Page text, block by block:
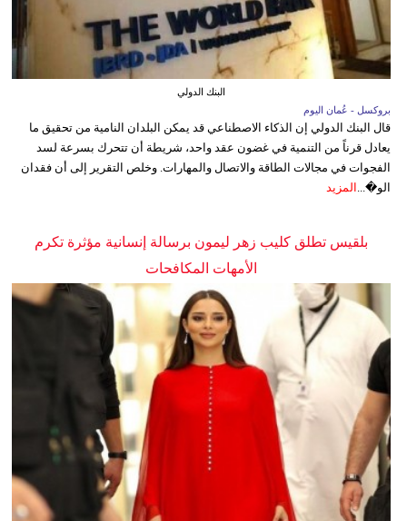
البنك الدولي
بروكسل - عُمان اليوم
قال البنك الدولي إن الذكاء الاصطناعي قد يمكن البلدان النامية من تحقيق ما
يعادل قرناً من التنمية في غضون عقد واحد، شريطة أن تتحرك بسرعة لسد
الفجوات في مجالات الطاقة والاتصال والمهارات. وخلص التقرير إلى أن فقدان
الو�... المزيد
بلقيس تطلق كليب زهر ليمون برسالة إنسانية مؤثرة تكرم
الأمهات المكافحات